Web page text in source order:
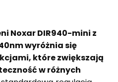
Noxar DIR940-mini z
wyróżnia się
które zwiększają
w różnych